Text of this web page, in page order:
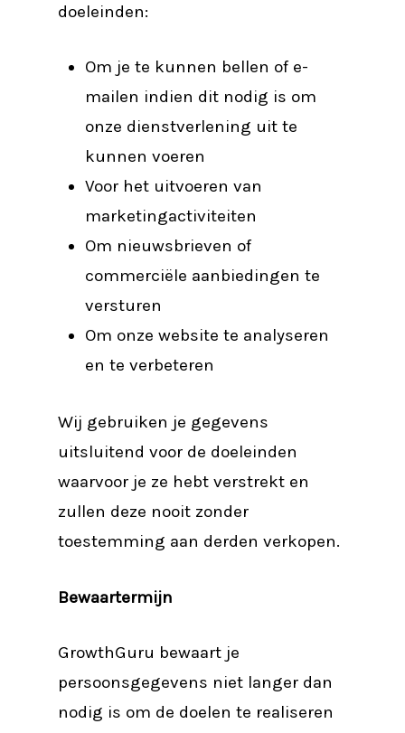
doeleinden:
Om je te kunnen bellen of e-
mailen indien dit nodig is om
onze dienstverlening uit te
kunnen voeren
Voor het uitvoeren van
marketingactiviteiten
Om nieuwsbrieven of
commerciële aanbiedingen te
versturen
Om onze website te analyseren
en te verbeteren
Wij gebruiken je gegevens
uitsluitend voor de doeleinden
waarvoor je ze hebt verstrekt en
zullen deze nooit zonder
toestemming aan derden verkopen.
Bewaartermijn
GrowthGuru bewaart je
persoonsgegevens niet langer dan
nodig is om de doelen te realiseren